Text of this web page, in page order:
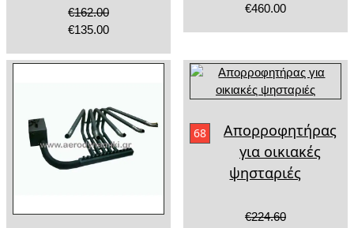
€162.00
€135.00
€460.00
68
Απορροφητήρας
για οικιακές
ψησταριές
€224.60